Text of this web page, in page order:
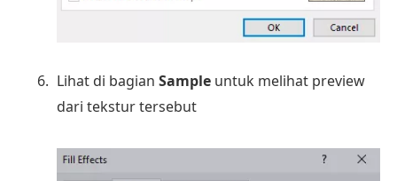
Lihat di bagian Sampleuntuk melihat preview
dari tekstur tersebut